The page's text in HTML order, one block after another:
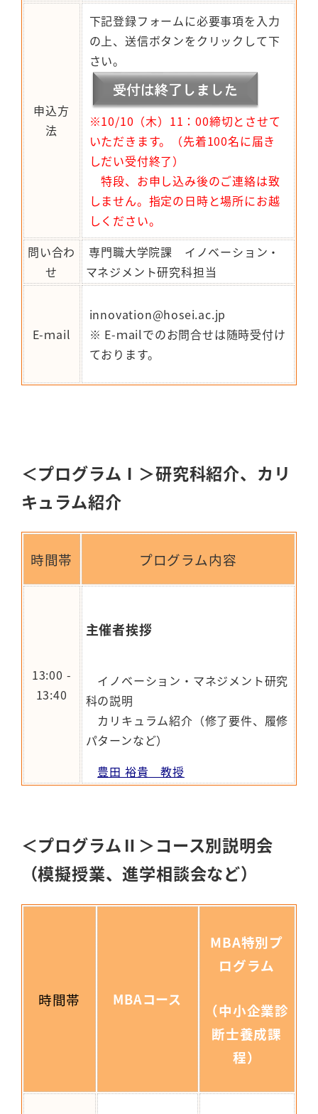
申込方
法
下記登録フォームに必要事項を入力
の上、送信ボタンをクリックして下
さい。
※10/10（木）11：00締切とさせて
いただきます。（先着100名に届き
しだい受付終了）
特段、お申し込み後のご連絡は致
しません。指定の日時と場所にお越
しください。
問い合わ
せ
専門職大学院課 イノベーション・
マネジメント研究科担当
E-ｍail
innovation@hosei.ac.jp
※ E-ｍailでのお問合せは随時受付け
ております。
＜プログラムⅠ＞研究科紹介、カリ
キュラム紹介
時間帯 プログラム内容
13:00 -
13:40
主催者挨拶
イノベーション・マネジメント研究
科の説明
カリキュラム紹介（修了要件、履修
パターンなど）
豊田 裕貴 教授
＜プログラムⅡ＞コース別説明会
（模擬授業、進学相談会など）
時間帯 MBAコース
MBA特別プ
ログラム
（中小企業診
断士養成課
程）